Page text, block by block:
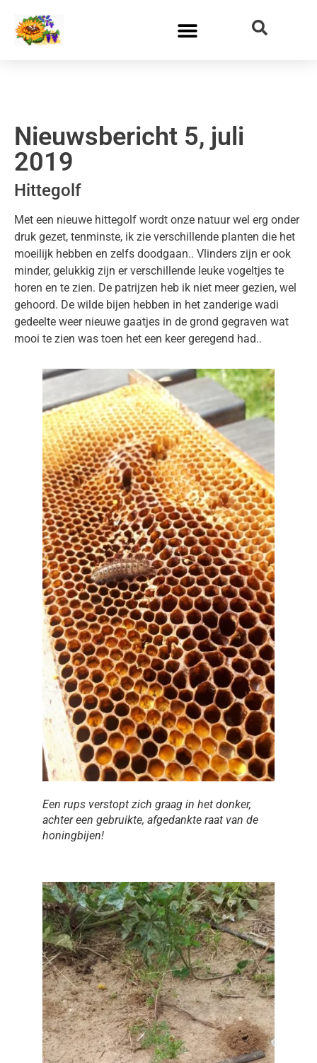
Nieuwsbericht 5, juli
2019
Hittegolf
Met een nieuwe hittegolf wordt onze natuur wel erg onder
druk gezet, tenminste, ik zie verschillende planten die het
moeilijk hebben en zelfs doodgaan.. Vlinders zijn er ook
minder, gelukkig zijn er verschillende leuke vogeltjes te
horen en te zien. De patrijzen heb ik niet meer gezien, wel
gehoord. De wilde bijen hebben in het zanderige wadi
gedeelte weer nieuwe gaatjes in de grond gegraven wat
mooi te zien was toen het een keer geregend had..
Een rups verstopt zich graag in het donker,
achter een gebruikte, afgedankte raat van de
honingbijen!